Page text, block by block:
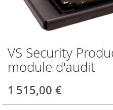
VS Security
module d'audit
1 515,00 €
Skip
to
the
of